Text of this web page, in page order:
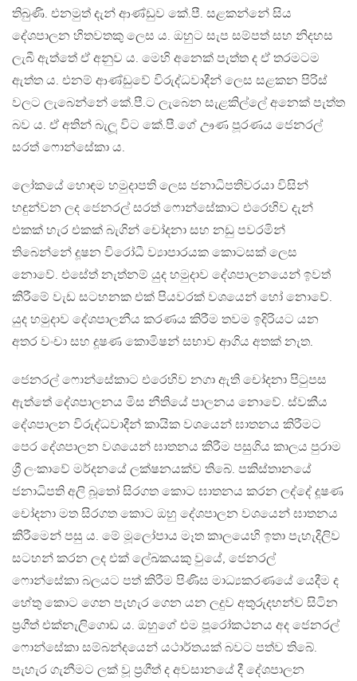
තිබුණි. එනමුත් දැන් ආණ්ඩුව කේ.පී. සළකන්නේ සිය
දේශපාලන හිතවතකු ලෙස ය. ඔහුට සැප සම්පත් සහ නිදහස
ලැබී ඇත්තේ ඒ අනුව ය. මෙහි අනෙක් පැත්ත ද ඒ තරමටම
ඇත්ත ය. එනම් ආණ්ඩුවේ විරුද්ධවාදීන් ලෙස සළකන පිරිස්
වලට ලැබෙන්නේ කේ.පී.ට ලැබෙන සැළකිල්ලේ අනෙක් පැත්ත
බව ය. ඒ අතින් බැලූ විට කේ.පී.ගේ ඌණ පූරණය ජෙනරල්
සරත් ෆොන්සේකා ය.
ලෝකයේ හොඳම හමුදාපති ලෙස ජනාධිපතිවරයා විසින්
හඳුන්වන ලද ජෙනරල් සරත් ෆොන්සේකාට එරෙහිව දැන්
එකක් හැර එකක් බැගින් චෝදනා සහ නඩු පවරමින්
තිබෙන්නේ දූෂන විරෝධී ව්‍යාපාරයක කොටසක් ලෙස
නොවේ. එසේත් නැත්නම් යුද හමුදාව දේශපාලනයෙන් ඉවත්
කිරීමේ වැඩ සටහනක එක් පියවරක් වශයෙන් හෝ නොවේ.
යුද හමුදාව දේශපාලනීය කරණය කිරීම තවම ඉදිරියට යන
අතර වංචා සහ දූෂණ කොමිෂන් සභාව ආගිය අතක් නැත.
ජෙනරල් ෆොන්සේකාට එරෙහිව නගා ඇති චෝදනා පිටුපස
ඇත්තේ දේශපාලනය මිස නීතියේ පාලනය නොවේ. ස්වකීය
දේශපාලන විරුද්ධවාදීන් කායික වශයෙන් ඝාතනය කිරීමට
පෙර දේශපාලන වශයෙන් ඝාතනය කිරීම පසුගිය කාලය පුරාම
ශ්‍රී ලංකාවේ මර්දනයේ ලක්ෂනයක්ව තිබේ. පකිස්තානයේ
ජනාධිපති අලි බූතෝ සිරගත කොට ඝාතනය කරන ලද්දේ දූෂණ
චෝදනා මත සිරගත කොට ඔහු දේශපාලන වශයෙන් ඝාතනය
කිරීමෙන් පසු ය. මේ මූලෝපාය මෑත කාලයෙහි ඉතා පැහැදිලිව
සටහන් කරන ලද එක් ලේඛකයකු වුයේ, ජෙනරල්
ෆොන්සේකා බලයට පත් කිරීම පිණිස මාධ්‍යකරණයේ යෙදීම ද
හේතු කොට ගෙන පැහැර ගෙන යන ලදුව අතුරුදහන්ව සිටින
ප්‍රගීත් එක්නැලිගොඩ ය. ඔහුගේ එම පූරෝකථනය අද ජෙනරල්
ෆොන්සේකා සම්බන්දයෙන් යථාර්තයක් බවට පත්ව තිබේ.
පැහැර ගැනීමට ලක් වූ ප්‍රගීත් ද අවසානයේ දී දේශපාලන